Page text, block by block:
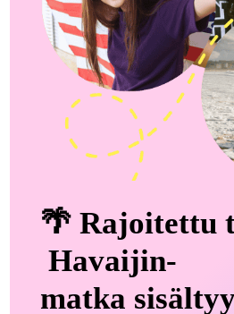
🌴 Rajoitettu
Havaijin-
matka